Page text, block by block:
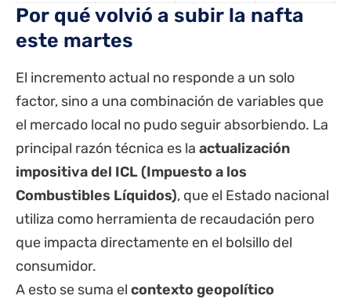
Por qué volvió a subir la nafta
este martes
El incremento actual no responde a un solo
factor, sino a una combinación de variables que
el mercado local no pudo seguir absorbiendo. La
principal razón técnica es la actualización
impositiva del ICL (Impuesto a los
Combustibles Líquidos), que el Estado nacional
utiliza como herramienta de recaudación pero
que impacta directamente en el bolsillo del
consumidor.
A esto se suma el contexto geopolítico